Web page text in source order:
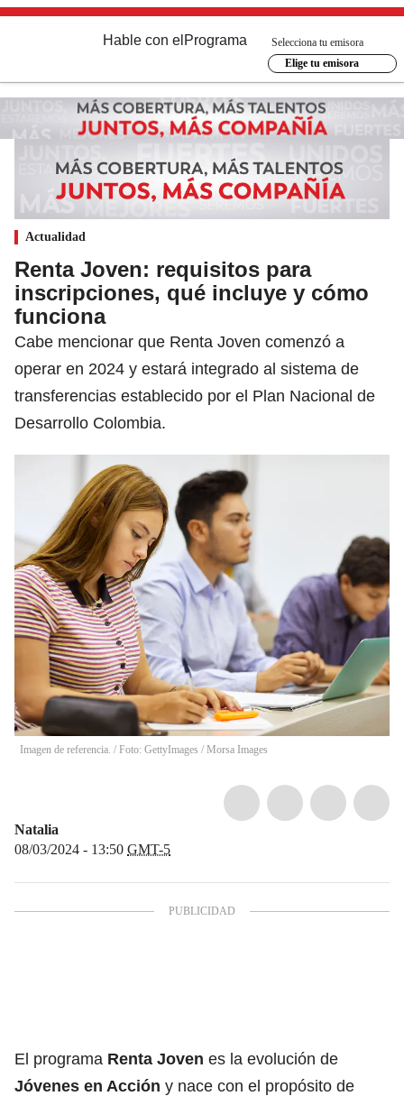
Hable con el Programa
Selecciona tu emisora
Elige tu emisora
Actualidad
Renta Joven: requisitos para
inscripciones, qué incluye y cómo
funciona
Cabe mencionar que Renta Joven comenzó a
operar en 2024 y estará integrado al sistema de
transferencias establecido por el Plan Nacional de
Desarrollo Colombia.
Imagen de referencia. / Foto: GettyImages / Morsa Images
Natalia
08/03/2024 - 13:50 GMT-5
El programa Renta Joven es la evolución de
Jóvenes en Acción y nace con el propósito de